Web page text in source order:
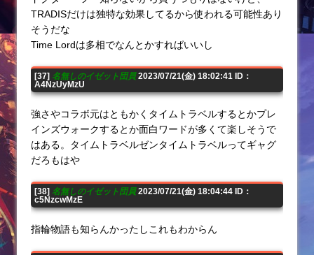
TRADISだけは独特な効果してるから使われる可能性あり
そうだな
Time Lordは多相でなんとかすればいいし
[37] 名無しのイゼット団員2023/07/21(金) 18:02:41 ID：
A4NzUyMzU
強さやコラボ元はともかくタイムトラベルするとかプレ
インズウォークするとか面白ワードが多くて楽しそうで
はある。タイムトラベルゼンタイムトラベルってギャグ
だろもはや
[38] 名無しのイゼット団員2023/07/21(金) 18:04:44 ID：
c5NzcwMzE
指輪物語も知らんかったしこれもわからん